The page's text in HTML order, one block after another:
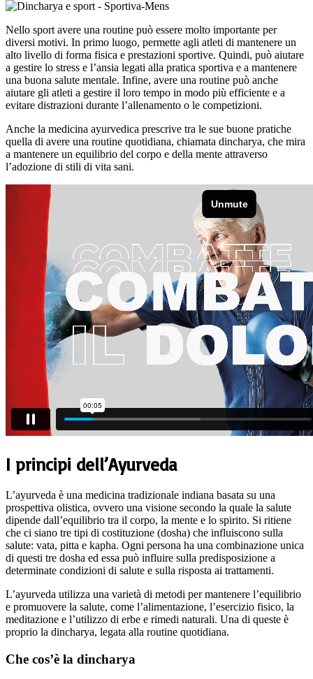
Nello sport avere una routine può essere molto importante per
diversi motivi. In primo luogo, permette agli atleti di mantenere un
alto livello di forma fisica e prestazioni sportive. Quindi, può aiutare
a gestire lo stress e l’ansia legati alla pratica sportiva e a mantenere
una buona salute mentale. Infine, avere una routine può anche
aiutare gli atleti a gestire il loro tempo in modo più efficiente e a
evitare distrazioni durante l’allenamento o le competizioni.
Anche la medicina ayurvedica prescrive tra le sue buone pratiche
quella di avere una routine quotidiana, chiamata dincharya, che mira
a mantenere un equilibrio del corpo e della mente attraverso
l’adozione di stili di vita sani.
I principi dell’Ayurveda
L’ayurveda è una medicina tradizionale indiana basata su una
prospettiva olistica, ovvero una visione secondo la quale la salute
dipende dall’equilibrio tra il corpo, la mente e lo spirito. Si ritiene
che ci siano tre tipi di costituzione (dosha) che influiscono sulla
salute: vata, pitta e kapha. Ogni persona ha una combinazione unica
di questi tre dosha ed essa può influire sulla predisposizione a
determinate condizioni di salute e sulla risposta ai trattamenti.
L’ayurveda utilizza una varietà di metodi per mantenere l’equilibrio
e promuovere la salute, come l’alimentazione, l’esercizio fisico, la
meditazione e l’utilizzo di erbe e rimedi naturali. Una di queste è
proprio la dincharya, legata alla routine quotidiana.
Che cos’è la dincharya